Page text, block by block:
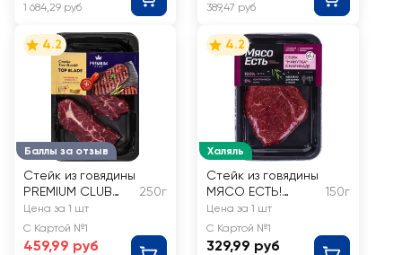
1 684,29 руб 389,47 руб
Баллы за отзыв
4.2
Стейк из говядины
PREMIUM CLUB
Топ Блейд
250г
Цена за 1 шт
С Картой №1
459,99 руб
Халяль
4.2
Стейк из говядины
МЯСО ЕСТЬ!
Минутка, в
маринаде
150г
Цена за 1 шт
С Картой №1
329,99 руб